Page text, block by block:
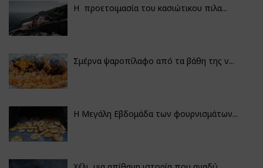
Η προετοιμασία του κασιώτικου πιλα...
Σμέρνα ψαροπίλαφο από τα βάθη της ν...
Η Μεγάλη Εβδομάδα των φουρνισμάτων...